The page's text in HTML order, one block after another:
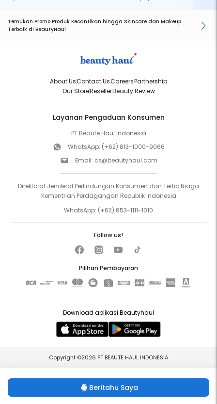
Beritahu Saya
Temukan Promo Produk Kecantikan hingga Skincare dan Makeup
Terbaik di BeautyHaul
About UsContact UsCareersPartnership
Our StoreResellerBeauty Review
Layanan Pengaduan Konsumen
PT Beaute Haul Indonesia
WhatsApp: (+62) 813-1000-9066
Email: cs@beautyhaul.com
Direktorat Jenderal Perlindungan Konsumen dan Tertib Niaga
Kementrian Perdagangan Republik Indonesia
WhatsApp: (+62) 853-1111-1010
Pilihan Pembayaran
Follow us!
Download aplikasi Beautyhaul
Copyright ©2026 PT BEAUTE HAUL INDONESIA